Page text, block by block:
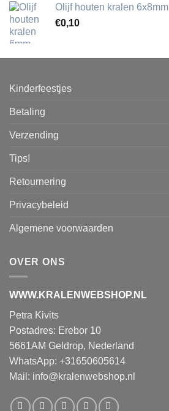
Olijf houten kralen 6x8mm
€0,10
Kinderfeestjes
Betaling
Verzending
Tips!
Retournering
Privacybeleid
Algemene voorwaarden
OVER ONS
WWW.KRALENWEBSHOP.NL
Petra Kivits
Postadres: Erebor 10
5661AM Geldrop, Nederland
WhatsApp: +31650605614
Mail: info@kralenwebshop.nl